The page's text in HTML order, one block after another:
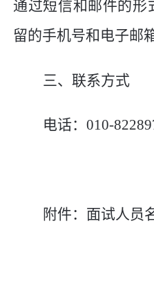
通过短信和邮件的形
留的手机号和电子邮
三、联系方式
电话：010-
附件：面试人员